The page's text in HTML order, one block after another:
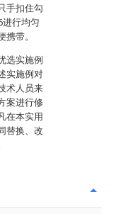
手扣住勾
行均匀
带。
选实施例
实施例对
术人员来
案进行修
在本实用
替换、改